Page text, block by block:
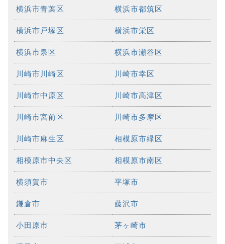
横浜市青葉区 横浜市都筑区
横浜市戸塚区 横浜市栄区
横浜市泉区 横浜市瀬谷区
川崎市川崎区 川崎市幸区
川崎市中原区 川崎市高津区
川崎市宮前区 川崎市多摩区
川崎市麻生区 相模原市緑区
相模原市中央区 相模原市南区
横須賀市 平塚市
鎌倉市 藤沢市
小田原市 茅ヶ崎市